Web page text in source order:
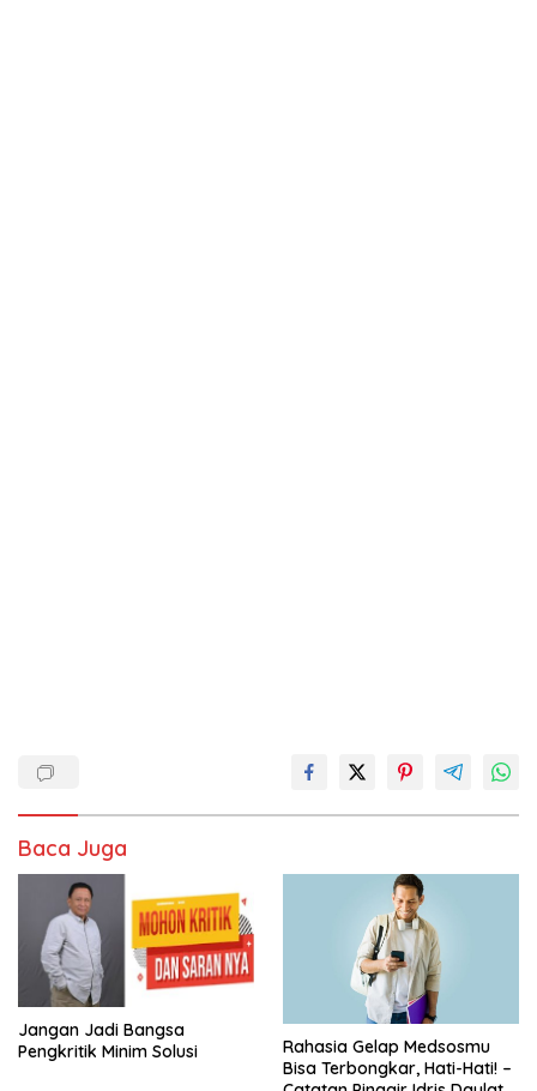
Baca Juga
Jangan Jadi Bangsa
Pengkritik Minim Solusi
Rahasia Gelap Medsosmu
Bisa Terbongkar, Hati-Hati! –